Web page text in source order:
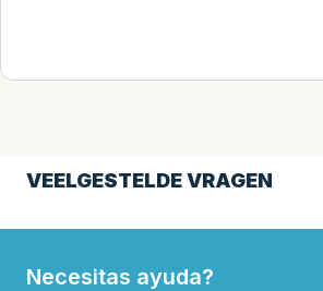
VEELGESTELDE VRAGEN
Necesitas ayuda?